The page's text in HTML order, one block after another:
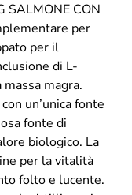
SALMONE CON
per
per il
di L-
magra.
un’unica fonte
fonte di
biologico. La
per la vitalità
folto e lucente.